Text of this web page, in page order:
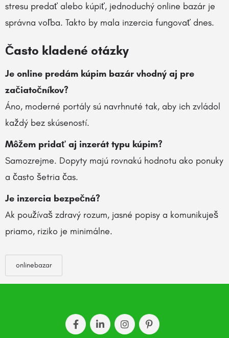
stresu predať alebo kúpiť, jednoduchý online bazár je
správna voľba. Takto by mala inzercia fungovať dnes.
Často kladené otázky
Je online predám kúpim bazár vhodný aj pre
začiatočníkov?
Áno, moderné portály sú navrhnuté tak, aby ich zvládol
každý bez skúseností.
Môžem pridať aj inzerát typu kúpim?
Samozrejme. Dopyty majú rovnakú hodnotu ako ponuky
a často šetria čas.
Je inzercia bezpečná?
Ak používaš zdravý rozum, jasné popisy a komunikuješ
priamo, riziko je minimálne.
onlinebazar